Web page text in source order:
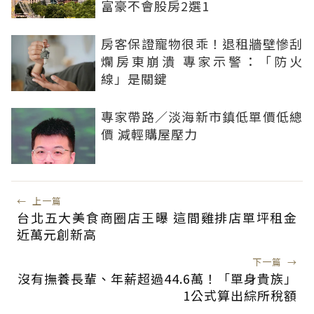
富豪不會股房2選1
房客保證寵物很乖！退租牆壁慘刮
爛房東崩潰 專家示警：「防火
線」是關鍵
專家帶路／淡海新市鎮低單價低總
價 減輕購屋壓力
← 上一篇
台北五大美食商圈店王曝 這間雞排店單坪租金
近萬元創新高
下一篇 →
沒有撫養長輩、年薪超過44.6萬！「單身貴族」
1公式算出綜所稅額